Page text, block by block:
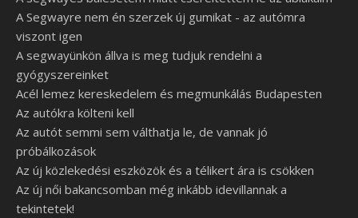
A Segwayre nem én szerzek új gumikat - az autómra
viszont igen
A segwayünkön állva is meg tudjuk rendelni a
gyógyszereinket
Acél lemez kereskedelem és megmunkálás Budapesten
Az autókra költeni kell
Az autót semmi sem válthatja le, de vannak jó
próbálkozások
Az új közlekedési eszközök és a télikert ára is csökken
Az új női bakancsomban még inkább idevillannak a
tekintetek!